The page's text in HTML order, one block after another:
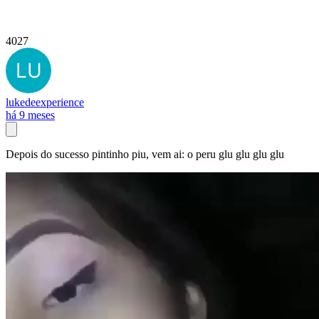
4027
lukedeexperience
há 9 meses
Depois do sucesso pintinho piu, vem ai: o peru glu glu glu glu